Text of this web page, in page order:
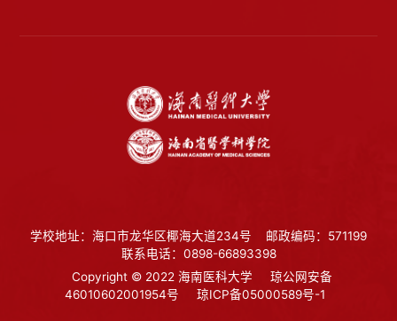
学校地址：海口市龙华区椰海大道234号
邮政编码：571199
联系电话：0898-66893398
Copyright © 2022 海南医科大学
琼公网安备
46010602001954号
琼ICP备05000589号-1